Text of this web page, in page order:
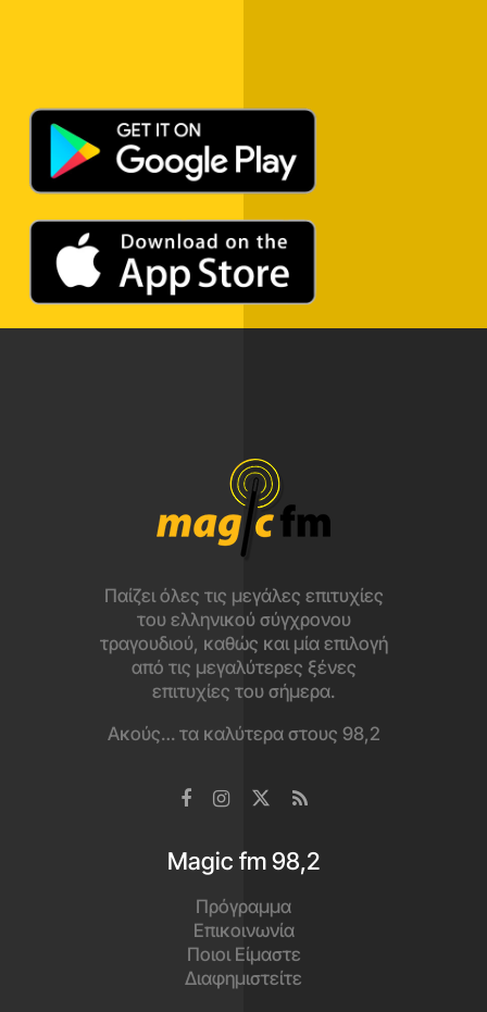
Παίζει όλες τις μεγάλες επιτυχίες
του ελληνικού σύγχρονου
τραγουδιού, καθώς και μία επιλογή
από τις μεγαλύτερες ξένες
επιτυχίες του σήμερα.
Ακούς… τα καλύτερα στους 98,2
Magic fm 98,2
Πρόγραμμα
Επικοινωνία
Ποιοι Είμαστε
Διαφημιστείτε